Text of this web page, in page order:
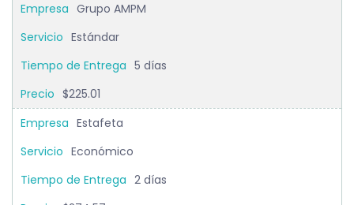
Grupo AMPM
Estándar
5 días
$225.01
Estafeta
Económico
2 días